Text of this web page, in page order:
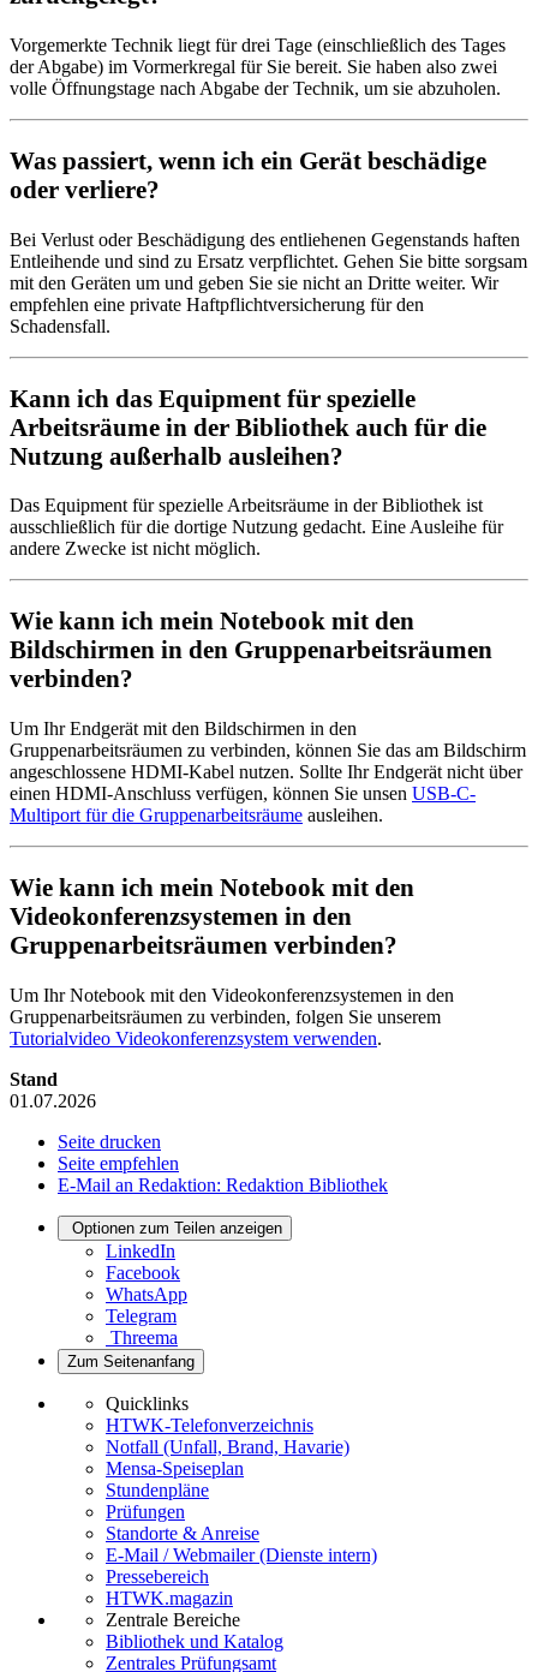
Vorgemerkte Technik liegt für drei Tage (einschließlich des Tages
der Abgabe) im Vormerkregal für Sie bereit. Sie haben also zwei
volle Öffnungstage nach Abgabe der Technik, um sie abzuholen.
Was passiert, wenn ich ein Gerät beschädige
oder verliere?
Bei Verlust oder Beschädigung des entliehenen Gegenstands haften
Entleihende und sind zu Ersatz verpflichtet. Gehen Sie bitte sorgsam
mit den Geräten um und geben Sie sie nicht an Dritte weiter. Wir
empfehlen eine private Haftpflichtversicherung für den
Schadensfall.
Kann ich das Equipment für spezielle
Arbeitsräume in der Bibliothek auch für die
Nutzung außerhalb ausleihen?
Das Equipment für spezielle Arbeitsräume in der Bibliothek ist
ausschließlich für die dortige Nutzung gedacht. Eine Ausleihe für
andere Zwecke ist nicht möglich.
Wie kann ich mein Notebook mit den
Bildschirmen in den Gruppenarbeitsräumen
verbinden?
Um Ihr Endgerät mit den Bildschirmen in den
Gruppenarbeitsräumen zu verbinden, können Sie das am Bildschirm
angeschlossene HDMI-Kabel nutzen. Sollte Ihr Endgerät nicht über
einen HDMI-Anschluss verfügen, können Sie unsen USB-C-
Multiport für die Gruppenarbeitsräume ausleihen.
Wie kann ich mein Notebook mit den
Videokonferenzsystemen in den
Gruppenarbeitsräumen verbinden?
Um Ihr Notebook mit den Videokonferenzsystemen in den
Gruppenarbeitsräumen zu verbinden, folgen Sie unserem
Tutorialvideo Videokonferenzsystem verwenden.
Stand
01.07.2026
Seite drucken
Seite empfehlen
E-Mail an Redaktion: Redaktion Bibliothek
Optionen zum Teilen anzeigen
LinkedIn
Facebook
WhatsApp
Telegram
Threema
Zum Seitenanfang
Quicklinks
HTWK-Telefonverzeichnis
Notfall (Unfall, Brand, Havarie)
Mensa-Speiseplan
Stundenpläne
Prüfungen
Standorte & Anreise
E-Mail / Webmailer (Dienste intern)
Pressebereich
HTWK.magazin
Zentrale Bereiche
Bibliothek und Katalog
Zentrales Prüfungsamt